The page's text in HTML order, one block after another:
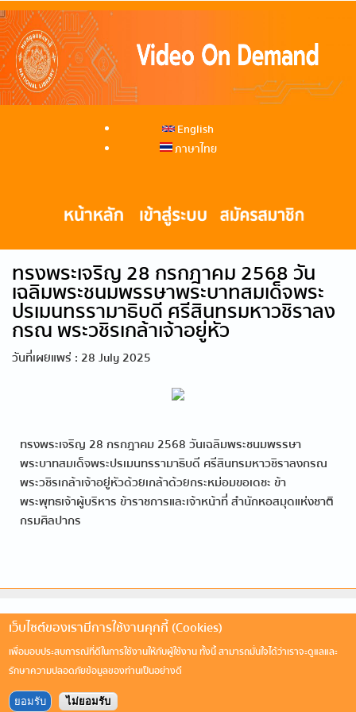
English
ภาษาไทย
ทรงพระเจริญ 28 กรกฎาคม 2568 วัน
เฉลิมพระชนมพรรษาพระบาทสมเด็จพระ
ปรเมนทรรามาธิบดี ศรีสินทรมหาวชิราลง
กรณ พระวชิรเกล้าเจ้าอยู่หัว
วันที่เผยแพร่ : 28 July 2025
ทรงพระเจริญ 28 กรกฎาคม 2568 วันเฉลิมพระชนมพรรษา
พระบาทสมเด็จพระปรเมนทรรามาธิบดี ศรีสินทรมหาวชิราลงกรณ
พระวชิรเกล้าเจ้าอยู่หัว ด้วยเกล้าด้วยกระหม่อมขอเดชะ ข้า
พระพุทธเจ้าผู้บริหาร ข้าราชการและเจ้าหน้าที่ สำนักหอสมุดแห่งชาติ
กรมศิลปากร
เว็บไซต์ของเรามีการใช้งานคุกกี้ (Cookies)
เพื่อมอบประสบการณ์ที่ดีในการใช้งานให้กับผู้ใช้งาน ทั้งนี้ สามารถมั่นใจได้ว่าเราจะดูแลและ
รักษาความปลอดภัยข้อมูลของท่านเป็นอย่างดี
ยอมรับ ไม่ยอมรับ